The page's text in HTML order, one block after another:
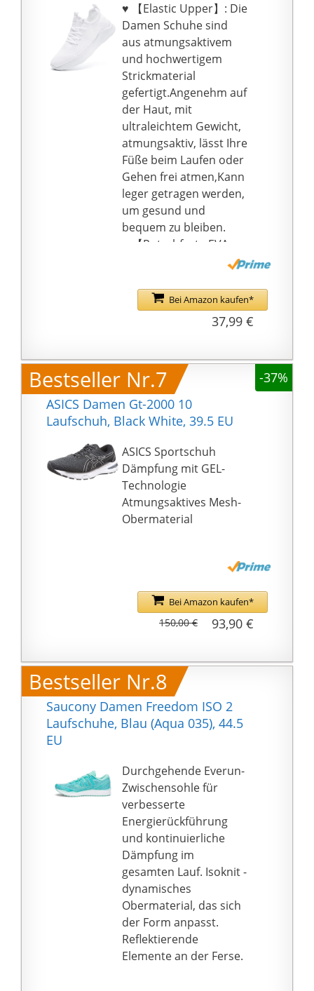
♥ 【Elastic Upper】: Die
Damen Schuhe sind
aus atmungsaktivem
und hochwertigem
Strickmaterial
gefertigt.Angenehm auf
der Haut, mit
ultraleichtem Gewicht,
atmungsaktiv, lässt Ihre
Füße beim Laufen oder
Gehen frei atmen,Kann
leger getragen werden,
um gesund und
bequem zu bleiben.
♥ 【Rutschfeste EVA
Material und eine
rutschfeste
Gummisohle, um das
reduzieren.Die
hochwertige
Gummilaufsohle
übernimmt das
Texturdesign konvexer
Zähne, um Damen
Turnschuhe starken
Halt zu bieten, die
Reibungs- und
Verschleißfestigkeit von
komplexem Gelände
Schritt stabil.
♥ 【Upgrade-
Einlegesohle】: Die
Einlegesohle bietet
Unterstützung für Ihren
Knöchel, und die
Damen sportschuhe
passt sich perfekt dem
ganz bequem
hineingeschlüpft
werden kann, dämpft
und absorbiert Stöße
besser und bietet eine
gute Unterstützung
und Schutz für Ihre
Füße.
♥ 【Absatzform:
Flach】： Die Sohle des
Laufschuhs Damen hat
eine weiche Textur und
Bei Amazon kaufen*
37,99 €
Bestseller Nr.7
-37%
ASICS Damen Gt-2000 10
Laufschuh, Black White, 39.5 EU
ASICS Sportschuh
Dämpfung mit GEL-
Technologie
Atmungsaktives Mesh-
Obermaterial
Bei Amazon kaufen*
93,90 €
150,00 €
Bestseller Nr.8
Saucony Damen Freedom ISO 2
Laufschuhe, Blau (Aqua 035), 44.5
EU
Durchgehende Everun-
Zwischensohle für
verbesserte
Energierückführung
und kontinuierliche
Dämpfung im
gesamten Lauf. Isoknit -
dynamisches
Obermaterial, das sich
der Form anpasst.
Reflektierende
Elemente an der Ferse.